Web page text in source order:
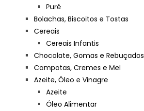
Puré
Bolachas, Biscoitos e Tostas
Cereais
Cereais Infantis
Chocolate, Gomas e Rebuçados
Compotas, Cremes e Mel
Azeite, Óleo e Vinagre
Azeite
Óleo Alimentar